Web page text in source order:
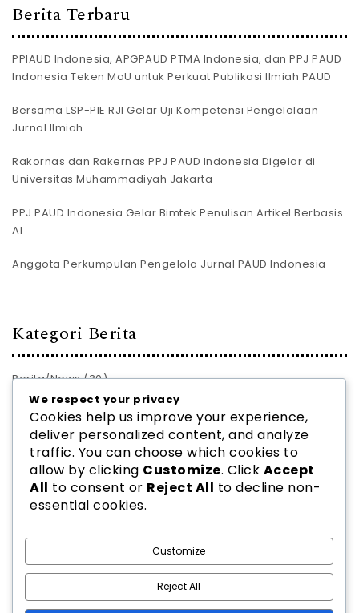
Berita Terbaru
PPIAUD Indonesia, APGPAUD PTMA Indonesia, dan PPJ PAUD
Indonesia Teken MoU untuk Perkuat Publikasi Ilmiah PAUD
Bersama LSP-PIE RJI Gelar Uji Kompetensi Pengelolaan
Jurnal Ilmiah
Rakornas dan Rakernas PPJ PAUD Indonesia Digelar di
Universitas Muhammadiyah Jakarta
PPJ PAUD Indonesia Gelar Bimtek Penulisan Artikel Berbasis
AI
Anggota Perkumpulan Pengelola Jurnal PAUD Indonesia
Kategori Berita
Berita/News(30)
PROFIL JURNAL(28)
2026PPJ PAUD INDONESIA| Theme bySpiracle Themes
We respect your privacy
Cookies help us improve your experience,
deliver personalized content, and analyze
traffic. You can choose which cookies to
allow by clicking Customize. Click Accept
All to consent or Reject All to decline non-
essential cookies.
Customize
Reject All